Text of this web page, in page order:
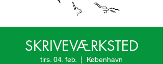
SKRIVEVÆRKSTED
tirs. 04. feb. København